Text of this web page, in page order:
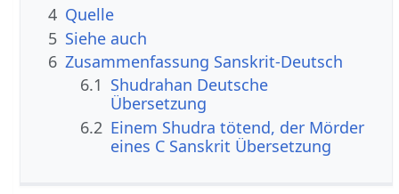
4 Quelle
5 Siehe auch
6 Zusammenfassung Sanskrit-Deutsch
6.1 Shudrahan Deutsche
Übersetzung
6.2 Einem Shudra tötend, der Mörder
eines C Sanskrit Übersetzung